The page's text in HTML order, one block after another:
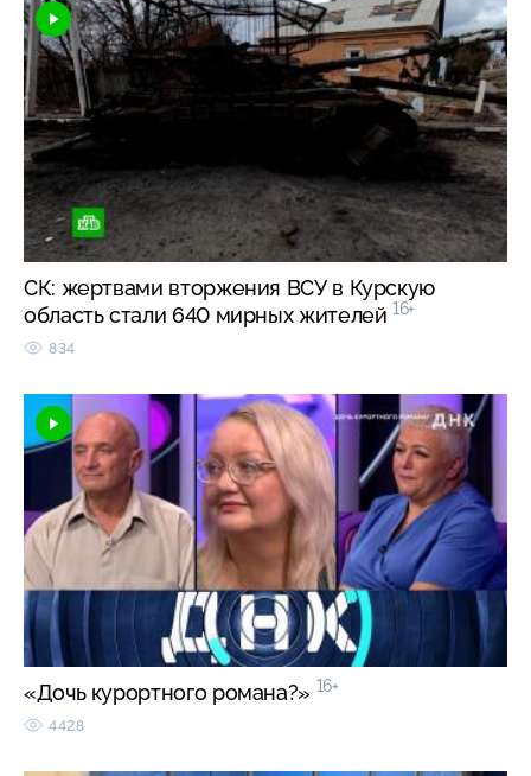
СК: жертвами вторжения ВСУ в Курскую
область стали 640 мирных жителей 16+
834
«Дочь курортного романа?» 16+
4428